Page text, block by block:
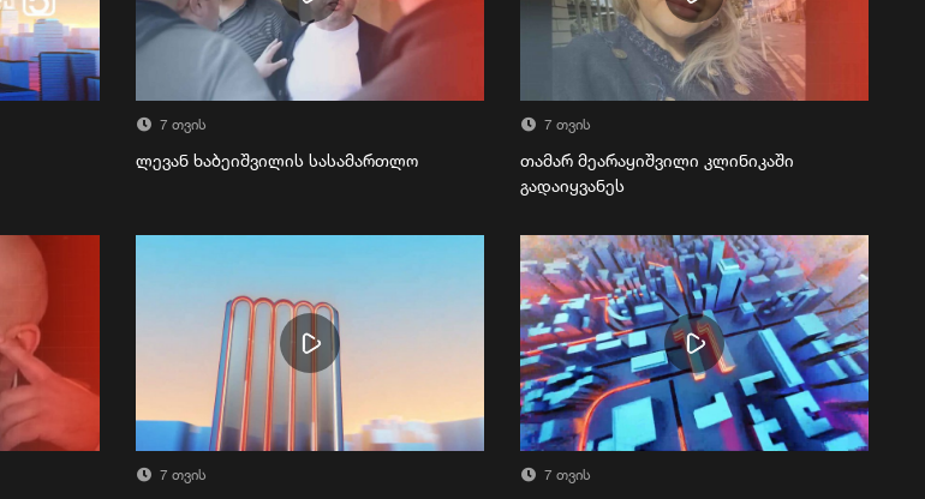
7 თვის
ლევან ხაბეიშვილის სასამართლო
7 თვის
თამარ მეარაყიშვილი კლინიკაში
გადაიყვანეს
7 თვის 7 თვის